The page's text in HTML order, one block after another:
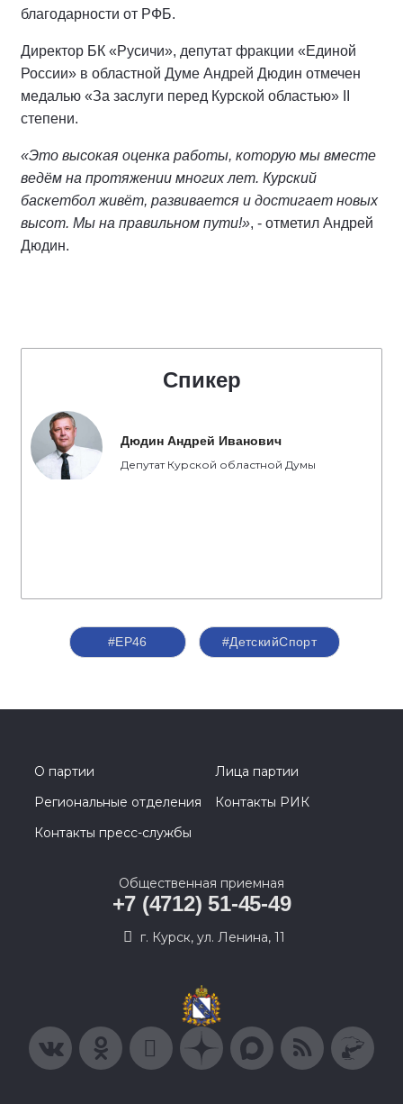
благодарности от РФБ.
Директор БК «Русичи», депутат фракции «Единой
России» в областной Думе Андрей Дюдин отмечен
медалью «За заслуги перед Курской областью» II
степени.
«Это высокая оценка работы, которую мы вместе
ведём на протяжении многих лет. Курский
баскетбол живёт, развивается и достигает новых
высот. Мы на правильном пути!», - отметил Андрей
Дюдин.
Спикер
Дюдин Андрей Иванович
Депутат Курской областной Думы
#ЕР46 #ДетскийСпорт
О партии
Лица партии
Региональные отделения
Контакты РИК
Контакты пресс-службы
Общественная приемная
+7 (4712) 51-45-49
г. Курск, ул. Ленина, 11